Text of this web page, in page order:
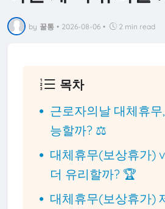
by 꿀통 • 2026-08-06 • 2 min read
목차
근로자의날 대체휴
능할까? ⚖️
대체휴무(보상휴가)
더 유리할까? 🏆
대체휴무(보상휴가)